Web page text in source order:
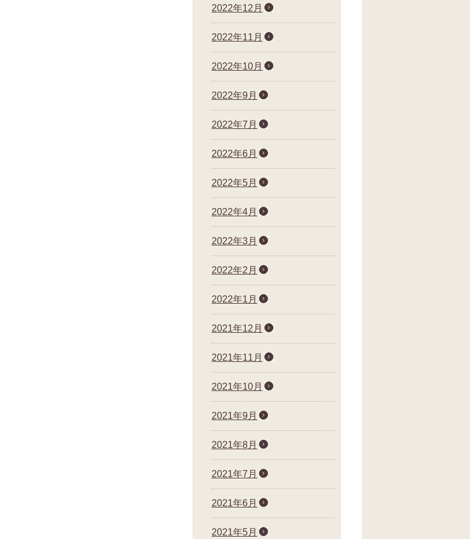
2022年12月
2022年11月
2022年10月
2022年9月
2022年7月
2022年6月
2022年5月
2022年4月
2022年3月
2022年2月
2022年1月
2021年12月
2021年11月
2021年10月
2021年9月
2021年8月
2021年7月
2021年6月
2021年5月